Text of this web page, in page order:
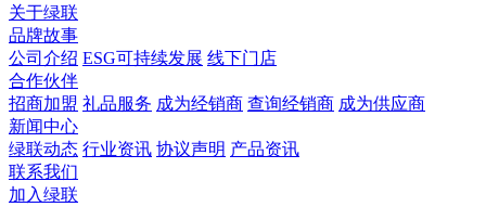
关于绿联
品牌故事
公司介绍 ESG可持续发展 线下门店
合作伙伴
招商加盟 礼品服务 成为经销商 查询经销商 成为供应商
新闻中心
绿联动态 行业资讯 协议声明 产品资讯
联系我们
加入绿联